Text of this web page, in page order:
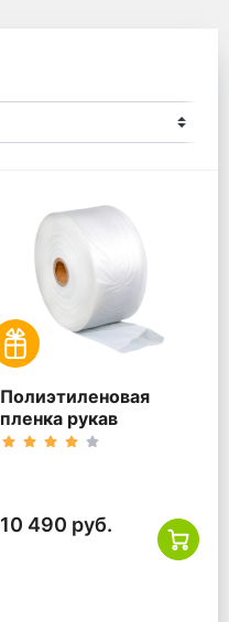
Полиэтиленовая
пленка рукав
10 490 руб.